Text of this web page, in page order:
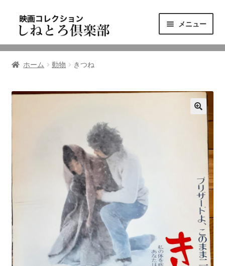
ゲ
シ
ン
へ
ス
キ
テ
ツ
ス
キ
ッ
プ
メニュー
ニュース
東三河の映画館
しねとろ倶楽部について
ホーム 動物 きつね